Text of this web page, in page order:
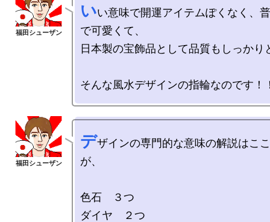
いい意味で開運アイテムぽくなく、
で可愛くて、
日本製の宝飾品として品質もしっかり
デザインの専門的な意味の解説はこ
が、
色石　３つ
ダイヤ　２つ